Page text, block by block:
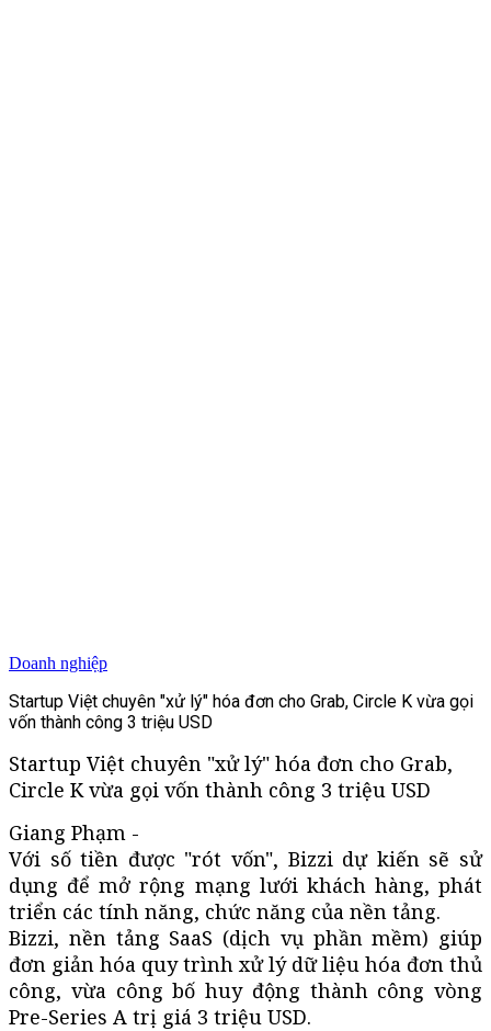
Doanh nghiệp
Startup Việt chuyên "xử lý" hóa đơn cho Grab, Circle K vừa gọi
vốn thành công 3 triệu USD
Startup Việt chuyên "xử lý" hóa đơn cho Grab,
Circle K vừa gọi vốn thành công 3 triệu USD
Giang Phạm -
Với số tiền được "rót vốn", Bizzi dự kiến sẽ sử
dụng để mở rộng mạng lưới khách hàng, phát
triển các tính năng, chức năng của nền tảng.
Bizzi, nền tảng SaaS (dịch vụ phần mềm) giúp
đơn giản hóa quy trình xử lý dữ liệu hóa đơn thủ
công, vừa công bố huy động thành công vòng
Pre-Series A trị giá 3 triệu USD.